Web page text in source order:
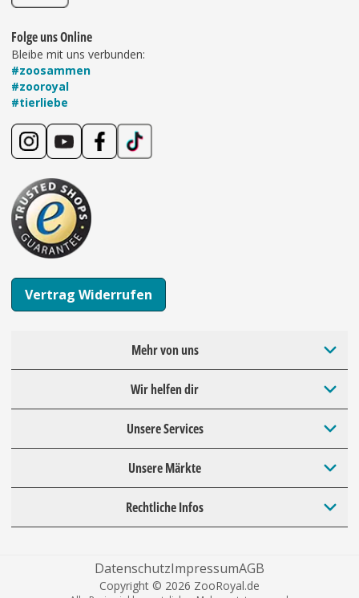
Folge uns Online
Bleibe mit uns verbunden:
#zoosammen
#zooroyal
#tierliebe
Vertrag Widerrufen
Mehr von uns
Wir helfen dir
Unsere Services
Unsere Märkte
Rechtliche Infos
DatenschutzImpressumAGB
Copyright © 2026 ZooRoyal.de